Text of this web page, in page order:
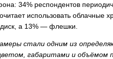
34% респондентов
использовать
а 13% — флешки.
стали одним из
габаритами и